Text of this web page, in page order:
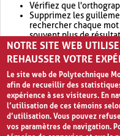
Vérifiez que
Supprimez les
rechercher chaque
souvent plus de
Envisagez d'élargir
retournera souvent
NOTRE SITE WEB
REHAUSSER VOTRE
Le site web de Polytechnique
afin de recueillir des
expérience à ses visiteurs. En
l’utilisation de ces témoins
d’utilisation. Vous pouvez
vos paramètres de navigation.